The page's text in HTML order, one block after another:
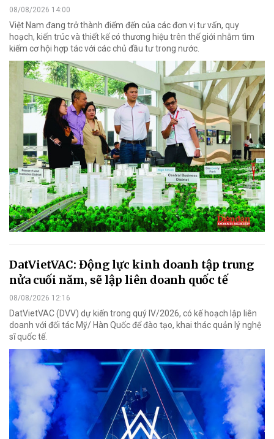
08/08/2026 14:00
Việt Nam đang trở thành điểm đến của các đơn vị tư vấn, quy
hoạch, kiến trúc và thiết kế có thương hiệu trên thế giới nhằm tìm
kiếm cơ hội hợp tác với các chủ đầu tư trong nước.
DatVietVAC: Động lực kinh doanh tập trung
nửa cuối năm, sẽ lập liên doanh quốc tế
08/08/2026 12:16
DatVietVAC (DVV) dự kiến trong quý IV/2026, có kế hoạch lập liên
doanh với đối tác Mỹ/ Hàn Quốc để đào tạo, khai thác quản lý nghệ
sĩ quốc tế.